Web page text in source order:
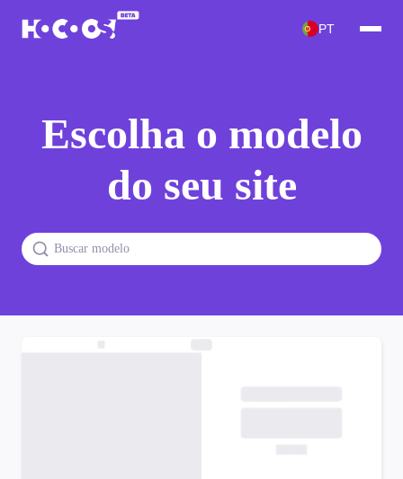
PT
Escolha o modelo
do seu site